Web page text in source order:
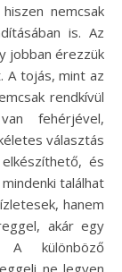
is. Az
jobban érezzük
A tojás, mint az
rendkívül
fehérjével,
választás
és
találhat
hanem
akár egy
A különböző
ne legyen